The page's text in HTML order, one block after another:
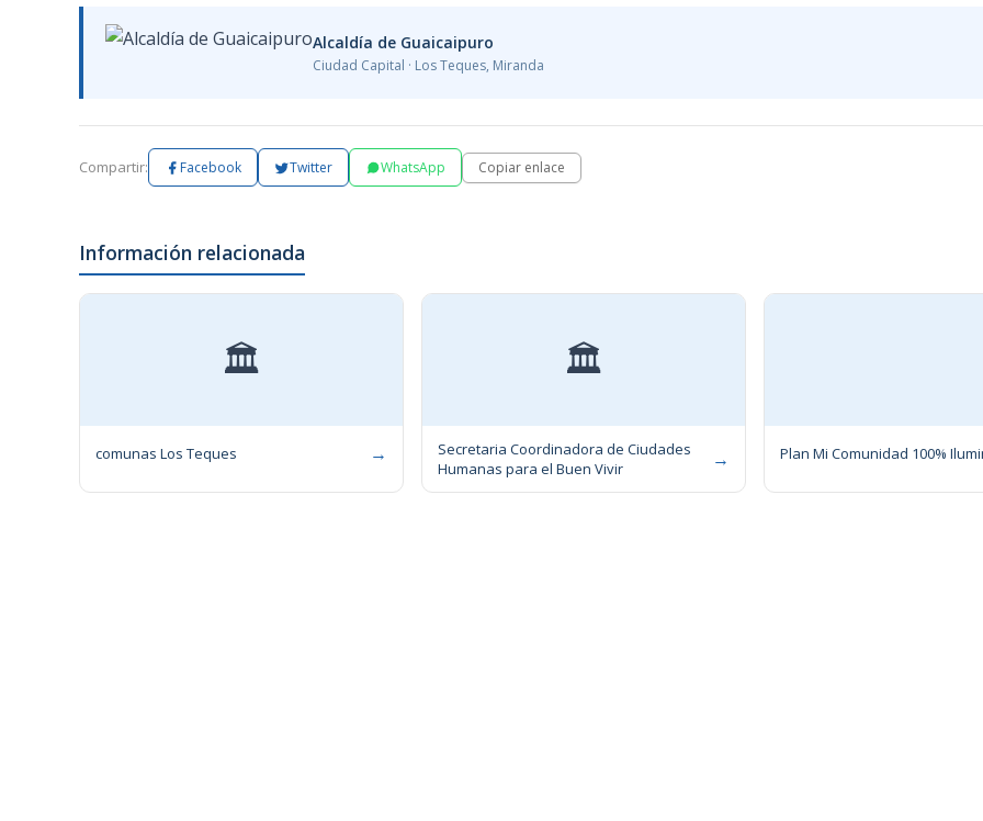
Alcaldía de Guaicaipuro
Ciudad Capital · Los Teques, Miranda
Compartir: Facebook Twitter WhatsApp Copiar enlace
Información relacionada
🏛
comunas Los Teques →
🏛
Secretaria Coordinadora de Ciudades
Humanas para el Buen Vivir
→ Plan Mi Comunidad 100%